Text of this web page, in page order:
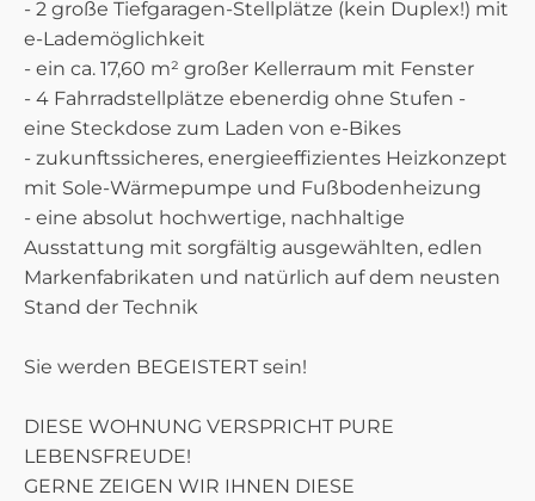
- 2 große Tiefgaragen-Stellplätze (kein Duplex!) mit
e-Lademöglichkeit
- ein ca. 17,60 m² großer Kellerraum mit Fenster
- 4 Fahrradstellplätze ebenerdig ohne Stufen -
eine Steckdose zum Laden von e-Bikes
- zukunftssicheres, energieeffizientes Heizkonzept
mit Sole-Wärmepumpe und Fußbodenheizung
- eine absolut hochwertige, nachhaltige
Ausstattung mit sorgfältig ausgewählten, edlen
Markenfabrikaten und natürlich auf dem neusten
Stand der Technik
Sie werden BEGEISTERT sein!
DIESE WOHNUNG VERSPRICHT PURE
LEBENSFREUDE!
GERNE ZEIGEN WIR IHNEN DIESE